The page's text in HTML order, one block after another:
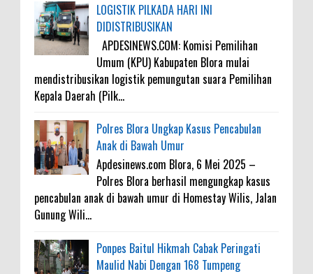
LOGISTIK PILKADA HARI INI
DIDISTRIBUSIKAN
APDESINEWS.COM: Komisi Pemilihan
Umum (KPU) Kabupaten Blora mulai
mendistribusikan logistik pemungutan suara Pemilihan
Kepala Daerah (Pilk...
Polres Blora Ungkap Kasus Pencabulan
Anak di Bawah Umur
Apdesinews.com Blora, 6 Mei 2025 –
Polres Blora berhasil mengungkap kasus
pencabulan anak di bawah umur di Homestay Wilis, Jalan
Gunung Wili...
Ponpes Baitul Hikmah Cabak Peringati
Maulid Nabi Dengan 168 Tumpeng